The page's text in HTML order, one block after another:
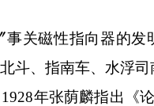
关磁性指向器的
斗、指南车、水浮司
1928年张荫麟指出《